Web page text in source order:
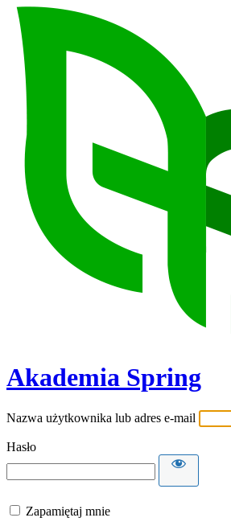
Akademia Spring
Nazwa użytkownika lub adres e-mail
Hasło
Zapamiętaj mnie